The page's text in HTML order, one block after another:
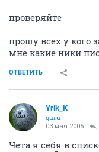
проверяйте
прошу всех у кого
мне какие ники
ОТВЕТИТЬ
Yrik_K
guru
03 мая 2005
Чета я себя в